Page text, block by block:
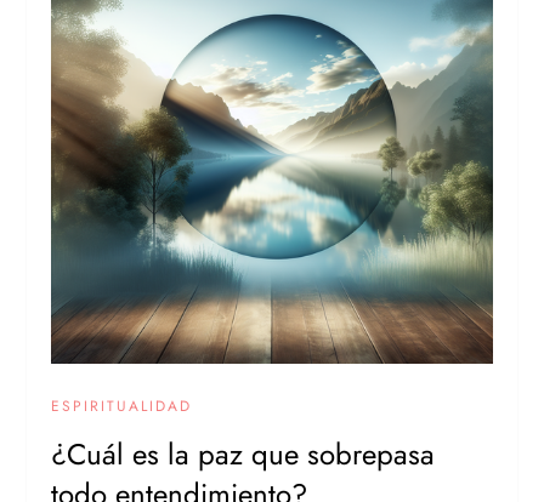
ESPIRITUALIDAD
¿Cuál es la paz que sobrepasa